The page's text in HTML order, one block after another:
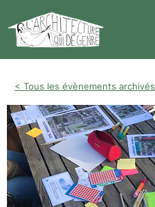
< Tous les évènements archivés